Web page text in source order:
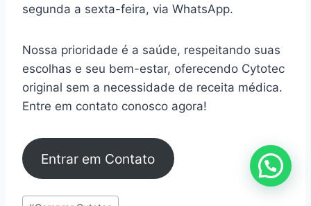
segunda a sexta-feira, via WhatsApp.
Nossa prioridade é a saúde, respeitando suas
escolhas e seu bem-estar, oferecendo Cytotec
original sem a necessidade de receita médica.
Entre em contato conosco agora!
Entrar em Contato
Tags